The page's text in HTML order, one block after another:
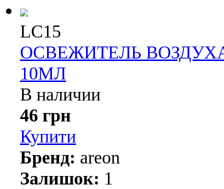
LC15
ОСВЕЖИТЕЛЬ ВОЗДУХА
10МЛ
В наличии
46 грн
Купити
Бренд: areon
Залишок: 1